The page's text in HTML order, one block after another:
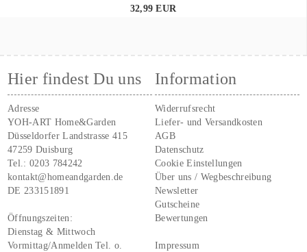
32,99 EUR
Hier findest Du uns
Adresse
YOH-ART Home&Garden
Düsseldorfer Landstrasse 415
47259 Duisburg
Tel.:0203 784242
kontakt@homeandgarden.de
DE 233151891
Öffnungszeiten:
Dienstag & Mittwoch
Vormittag/Anmelden Tel. o.
Information
Widerrufsrecht
Liefer- und Versandkosten
AGB
Datenschutz
Cookie Einstellungen
Über uns / Wegbeschreibung
Newsletter
Gutscheine
Bewertungen
Impressum